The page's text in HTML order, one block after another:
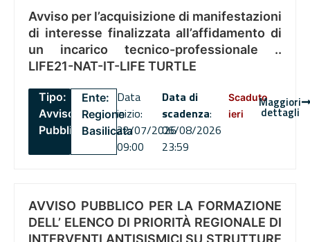
Avviso per l’acquisizione di manifestazioni
di interesse finalizzata all’affidamento di
un incarico tecnico-professionale ..
LIFE21-NAT-IT-LIFE TURTLE
Tipo:
Avviso
Pubblico
Ente:
Regione
Basilicata
Data
inizio:
22/07/2026
09:00
Data di
scadenza:
06/08/2026
23:59
Scaduto
ieri
Maggiori
dettagli
AVVISO PUBBLICO PER LA FORMAZIONE
DELL’ ELENCO DI PRIORITÀ REGIONALE DI
INTERVENTI ANTISISMICI SU STRUTTURE